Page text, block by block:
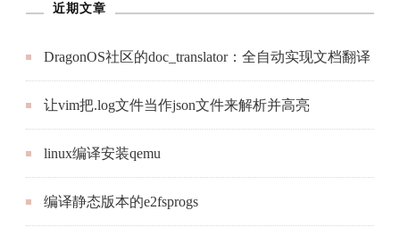
近期文章
DragonOS社区的doc_translator：全自动实现文档翻译
让vim把.log文件当作json文件来解析并高亮
linux编译安装qemu
编译静态版本的e2fsprogs